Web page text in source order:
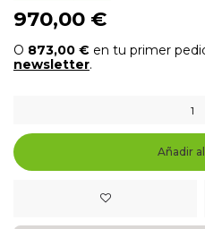
970,00 €
O 873,00 € en tu primer
newsletter.
Añadir